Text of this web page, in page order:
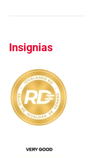
Insignias